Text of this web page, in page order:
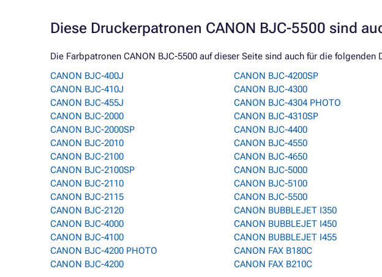
Diese Druckerpatronen CANON BJC-5500 sind
Die Farbpatronen CANON BJC-5500 auf dieser Seite sind auch für die folgenden
CANON BJC-400J
CANON BJC-410J
CANON BJC-455J
CANON BJC-2000
CANON BJC-2000SP
CANON BJC-2010
CANON BJC-2100
CANON BJC-2100SP
CANON BJC-2110
CANON BJC-2115
CANON BJC-2120
CANON BJC-4000
CANON BJC-4100
CANON BJC-4200 PHOTO
CANON BJC-4200
CANON BJC-4200SP
CANON BJC-4300
CANON BJC-4304 PHOTO
CANON BJC-4310SP
CANON BJC-4400
CANON BJC-4550
CANON BJC-4650
CANON BJC-5000
CANON BJC-5100
CANON BJC-5500
CANON BUBBLEJET I350
CANON BUBBLEJET I450
CANON BUBBLEJET I455
CANON FAX B180C
CANON FAX B210C